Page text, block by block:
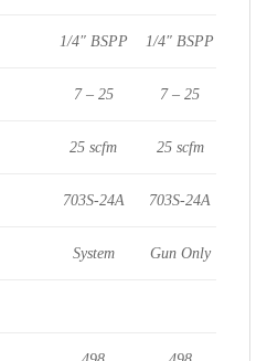
1/4″ BSPP 1/4″ BSPP
7 – 25 7 – 25
25 scfm 25 scfm
703S-24A 703S-24A
System Gun Only